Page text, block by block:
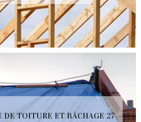
DE TOITURE ET BÂCHAGE 27